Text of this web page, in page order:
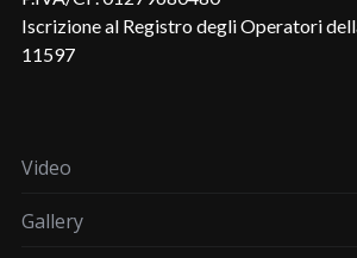
Iscrizione al Registro degli Operatori
11597
Video
Gallery